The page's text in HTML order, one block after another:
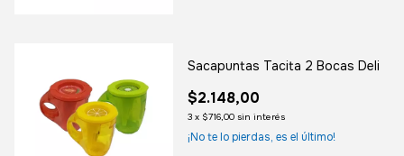
Sacapuntas Tacita 2 Bocas Deli
$2.148,00
3 x $716,00 sin interés
¡No te lo pierdas, es el último!